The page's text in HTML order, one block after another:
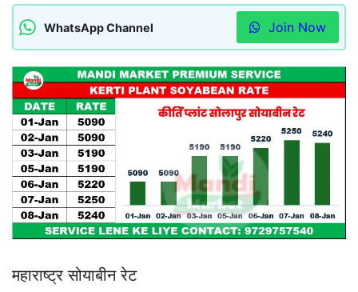
WhatsApp Channel Join Now
महाराष्ट्र सोयाबीन रेट